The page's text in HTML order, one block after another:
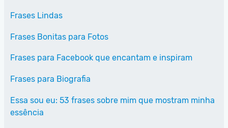
Frases Lindas
Frases Bonitas para Fotos
Frases para Facebook que encantam e inspiram
Frases para Biografia
Essa sou eu: 53 frases sobre mim que mostram minha
essência